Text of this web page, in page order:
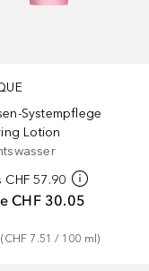
Systempflege
Lotion
CHF 57.90
CHF 30.05
(CHF 7.51 / 100 ml)